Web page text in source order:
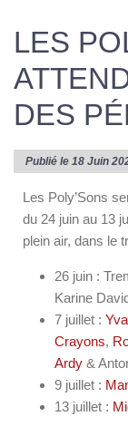
LES
DES
Publié le 18 Juin
Les Poly’Sons
du 24 juin au 13
plein air, dans le
26 juin :
Karine
7 juillet :
Crayons,
Ardy &
9 juillet :
13 juillet :